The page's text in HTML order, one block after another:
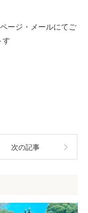
ージ・メールにてご
す
次の記事